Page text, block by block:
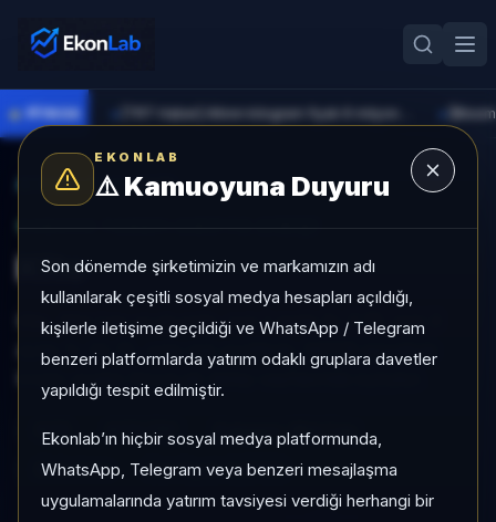
EKONLAB
⚠️Kamuoyuna Duyuru
Son dönemde şirketimizin ve markamızın adı
kullanılarak çeşitli sosyal medya hesapları açıldığı,
kişilerle iletişime geçildiği ve WhatsApp / Telegram
benzeri platformlarda yatırım odaklı gruplara davetler
yapıldığı tespit edilmiştir.
Ekonlab’ın hiçbir sosyal medya platformunda,
WhatsApp, Telegram veya benzeri mesajlaşma
uygulamalarında yatırım tavsiyesi verdiği herhangi bir
● PİYASA
AI Kripto Radar/KITE
SUNUCU TARAFI KRIPTO GIRIŞI
Kite
Kite, Mid Cap grubunda, son 1 ayda %-7,75, son 3
ayda %-33,75, orta risk profiliyle, NÖTR sinyaliyle
kripto analizi EkonLab detay sayfasında sunulur.
KITE KITE/TRY Kategori: Mid Cap
Risk:Orta Son fiyat:4,9700